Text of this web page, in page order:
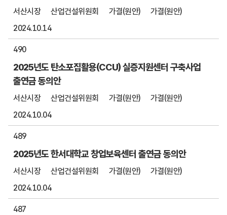
서산시장 산업건설위원회 가결(원안)
가결(원안)
2024.10.14
490
2025년도 탄소포집활용(CCU) 실증지원센터 구축사업
출연금 동의안
서산시장 산업건설위원회 가결(원안)
가결(원안)
2024.10.04
489
2025년도 한서대학교 창업보육센터 출연금 동의안
서산시장 산업건설위원회 가결(원안)
가결(원안)
2024.10.04
487